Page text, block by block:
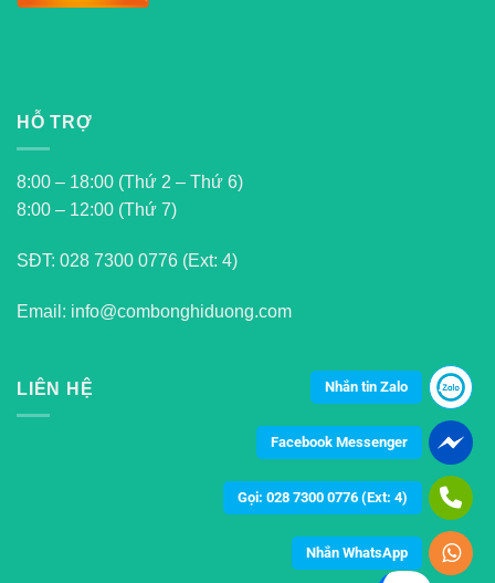
HỖ TRỢ
8:00 – 18:00 (Thứ 2 – Thứ 6)
8:00 – 12:00 (Thứ 7)
SĐT: 028 7300 0776 (Ext: 4)
Email: info@combonghiduong.com
LIÊN HỆ Nhắn tin Zalo
Facebook Messenger
Gọi: 028 7300 0776 (Ext: 4)
Nhắn WhatsApp